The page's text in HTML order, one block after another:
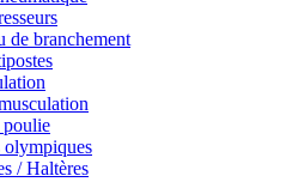
de branchement
poulie
olympiques
/ Haltères